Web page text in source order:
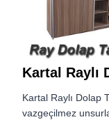
Kartal Raylı
Kartal Raylı Dolap
vazgeçilmez